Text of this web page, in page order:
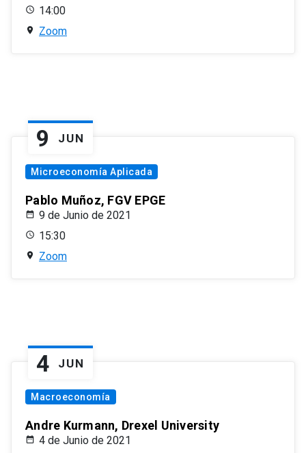
14:00
Zoom
9 JUN
Microeconomía Aplicada
Pablo Muñoz, FGV EPGE
9 de Junio de 2021
15:30
Zoom
4 JUN
Macroeconomía
Andre Kurmann, Drexel University
4 de Junio de 2021